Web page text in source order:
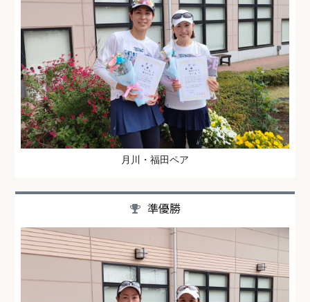
月川・福田ペア
準優勝